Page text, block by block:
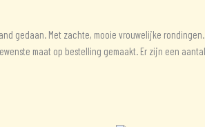
gedaan. Met zachte, mooie vrouwelijke
maat op bestelling gemaakt. Er zijn een